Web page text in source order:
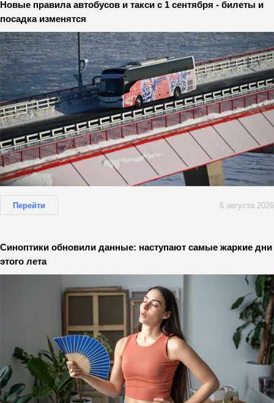
Новые правила автобусов и такси с 1 сентября - билеты и
посадка изменятся
Перейти 6 августа 2026
Синоптики обновили данные: наступают самые жаркие дни
этого лета